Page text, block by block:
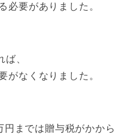
必要がありました。
、
がなくなりました。
までは贈与税がかから